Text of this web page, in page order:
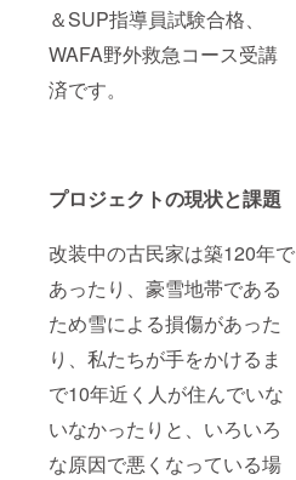
＆SUP指導員試験合格、
WAFA野外救急コース受講
済です。
プロジェクトの現状と課題
改装中の古民家は築120年で
あったり、豪雪地帯である
ため雪による損傷があった
り、私たちが手をかけるま
で10年近く人が住んでいな
いなかったりと、いろいろ
な原因で悪くなっている場